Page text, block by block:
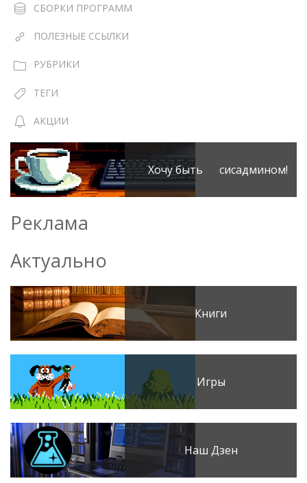
СБОРКИ ПРОГРАММ
ПОЛЕЗНЫЕ ССЫЛКИ
РУБРИКИ
ТЕГИ
АКЦИИ
Хочу быть сисадмином!
Реклама
Актуально
Книги
Игры
Наш Дзен